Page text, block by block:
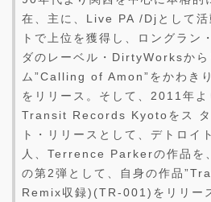
在、主に、Live PA /Djとして
トで上位を獲得し、ロングラン
ダのレーベル・DirtyWorksか
ム”Calling of Amon”をかわき
をリリース。そして、2011年
Transit Records Kyotoをス タ
ト・リリースとして、デトロイ
人、Terrence Parkerの作品を
の第2弾として、自身の作品
Remix収録)(TR-001)をリリー